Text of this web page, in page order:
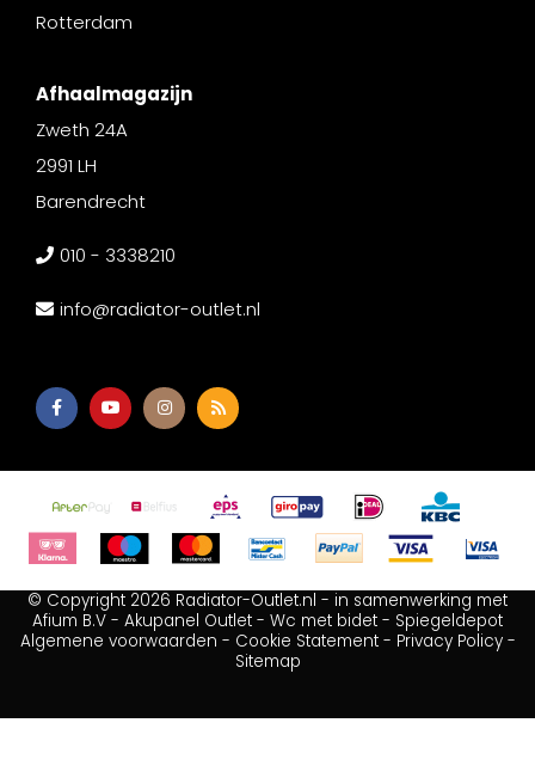
Rotterdam
Afhaalmagazijn
Zweth 24A
2991 LH
Barendrecht
010 - 3338210
info@radiator-outlet.nl
© Copyright 2026 Radiator-Outlet.nl - in samenwerking met
Afium B.V - Akupanel Outlet - Wc met bidet - Spiegeldepot
Algemene voorwaarden - Cookie Statement- Privacy Policy-
Sitemap